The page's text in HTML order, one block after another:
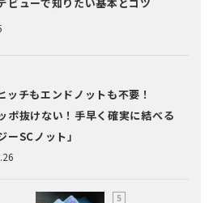
ッチもエンドノットも不要！
ポ抜けない！手早く確実に結べる
ーSCノット」